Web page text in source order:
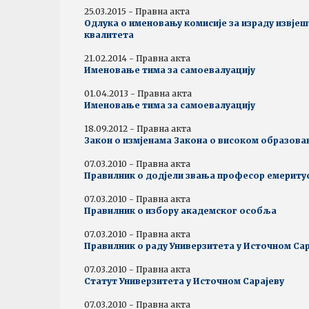
25.03.2015 - Правна акта
Одлука о именовању комисије за израду
квалитета
21.02.2014 - Правна акта
Именовање тима за самоевалуацију
01.04.2013 - Правна акта
Именовање тима за самоевалуацију
18.09.2012 - Правна акта
Закон о измјенама Закона о високом
07.03.2010 - Правна акта
Правилник о додјели звања професор
07.03.2010 - Правна акта
Правилник о избору академског особља
07.03.2010 - Правна акта
Правилник о раду Универзитета у Источном
07.03.2010 - Правна акта
Статут Универзитета у Источном Сарајеву
07.03.2010 - Правна акта